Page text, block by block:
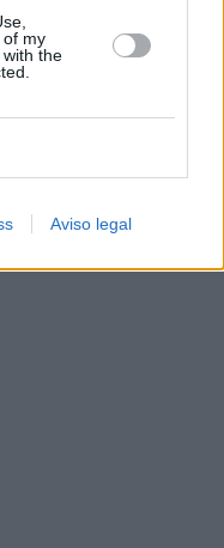
of my
the
Aviso legal